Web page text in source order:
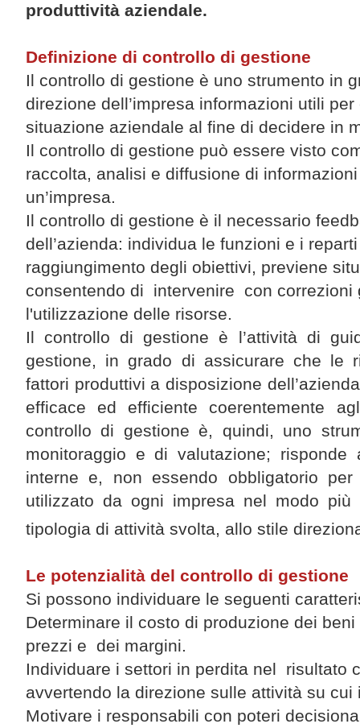
produttività aziendale.
Definizione di controllo di gestione
Il controllo di gestione è uno strumento in
direzione dell’impresa informazioni utili
situazione aziendale al fine di decidere in
Il controllo di gestione può essere visto
raccolta, analisi e diffusione di
un’impresa.
Il controllo di gestione è il necessario
dell’azienda: individua le funzioni e i
raggiungimento degli obiettivi, previene
consentendo di intervenire con correzioni
l'utilizzazione delle risorse.
Il controllo di gestione è l’attività di
gestione, in grado di assicurare che le
fattori produttivi a disposizione
efficace ed efficiente coerentemente
controllo di gestione è, quindi, uno
monitoraggio e di valutazione; risponde
interne e, non essendo obbligatorio
utilizzato da ogni impresa nel modo più
tipologia di attività svolta, allo stile
Le potenzialità del controllo di gestione
Si possono individuare le seguenti
Determinare il costo di produzione dei
prezzi e dei margini.
Individuare i settori in perdita nel risultato
avvertendo la direzione sulle attività su cui
Motivare i responsabili con poteri